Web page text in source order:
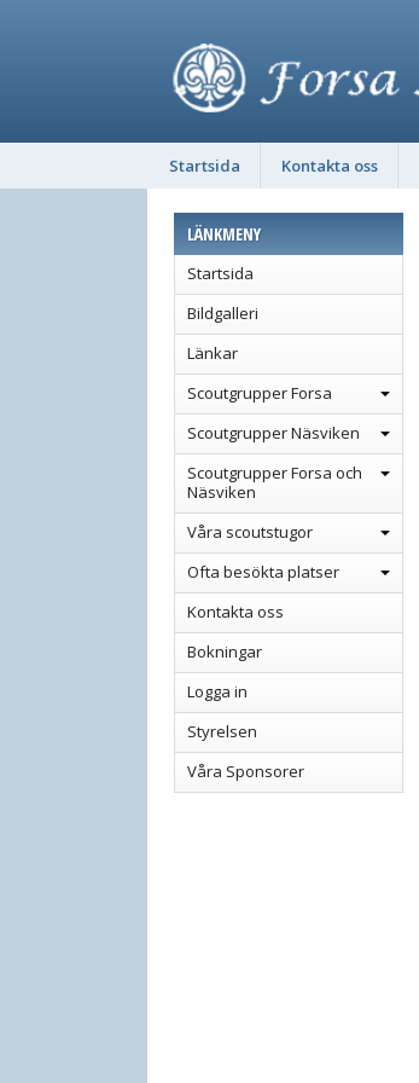
Startsida
Kontakta oss
LÄNKMENY
Startsida
Bildgalleri
Länkar
Scoutgrupper Forsa
Scoutgrupper Näsviken
Scoutgrupper Forsa och
Näsviken
Våra scoutstugor
Ofta besökta platser
Kontakta oss
Bokningar
Logga in
Styrelsen
Våra Sponsorer